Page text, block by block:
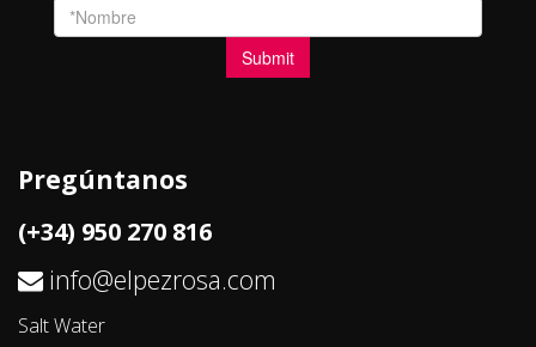
Pregúntanos
(+34) 950 270 816
info@elpezrosa.com
Salt Water